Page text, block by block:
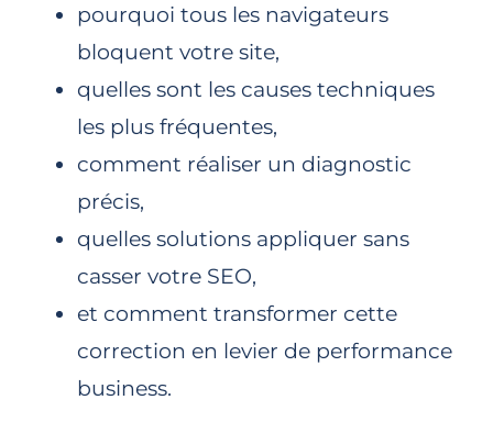
pourquoi tous les navigateurs
bloquent votre site,
quelles sont les causes techniques
les plus fréquentes,
comment réaliser un diagnostic
précis,
quelles solutions appliquer sans
casser votre SEO,
et comment transformer cette
correction en levier de performance
business.